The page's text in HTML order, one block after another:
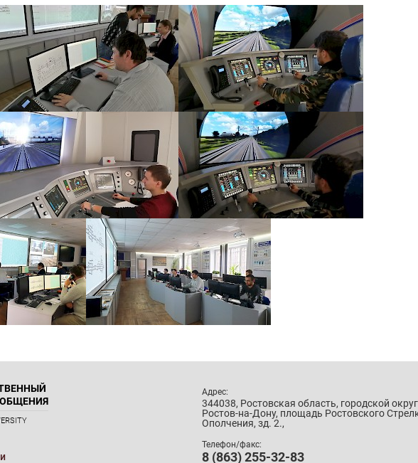
Адрес:
344038, Ростовская область, городской
Ростов-на-Дону, площадь Ростовского
Ополчения, зд. 2.,
Телефон/факс:
8 (863) 255-32-83